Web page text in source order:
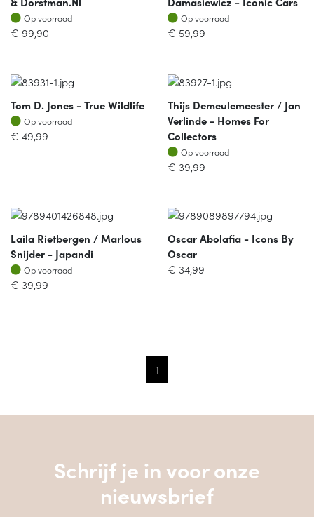
Op voorraad
Op voorraad
€ 99,90
Op voorraad
Op voorraad
€ 59,99
Tom D. Jones - True Wildlife
Op voorraad
Op voorraad
€ 49,99
Thijs Demeulemeester / Jan
Verlinde - Homes For
Collectors
Op voorraad
Op voorraad
€ 39,99
Laila Rietbergen / Marlous
Snijder - Japandi
Op voorraad
Op voorraad
€ 39,99
Oscar Abolafia - Icons By
Oscar
€ 34,99
1
Schrijf je in voor onze
nieuwsbrief